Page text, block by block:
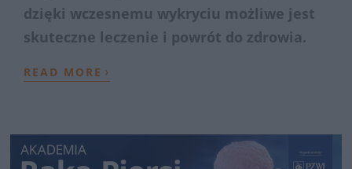
dzięki wczesnemu wykryciu możliwe jest
skuteczne leczenie i powrót do zdrowia.
READ MORE ›